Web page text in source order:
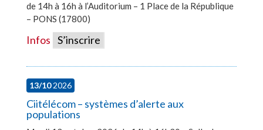
de 14h à 16h à l’Auditorium – 1 Place de la République
– PONS (17800)
Infos S’inscrire
13/102026
Ciitélécom – systèmes d’alerte aux
populations